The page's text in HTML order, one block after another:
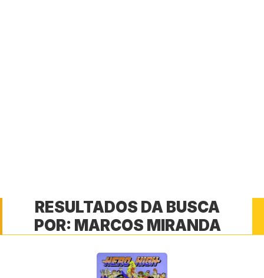
RESULTADOS DA BUSCA
POR: MARCOS MIRANDA